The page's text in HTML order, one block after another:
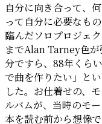
自分に向き合って、
って自分に必要なも
臨んだソロプロジェ
までAlan Tarney色が
分ですら、88年くら
で曲を作りたい」と
した。お仕着せの、
ルバムが、当時のモ
本を読む前から想像